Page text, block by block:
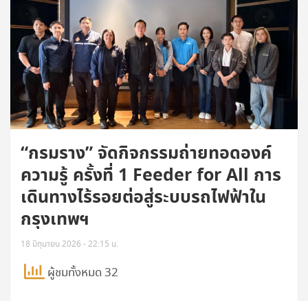
“กรมราง” จัดกิจกรรมถ่ายทอดองค์
ความรู้ ครั้งที่ 1 Feeder for All การ
เดินทางไร้รอยต่อสู่ระบบรถไฟฟ้าใน
กรุงเทพฯ
18 มิถุนายน 2026 - 22:15 น.
ผู้ชมทั้งหมด 32